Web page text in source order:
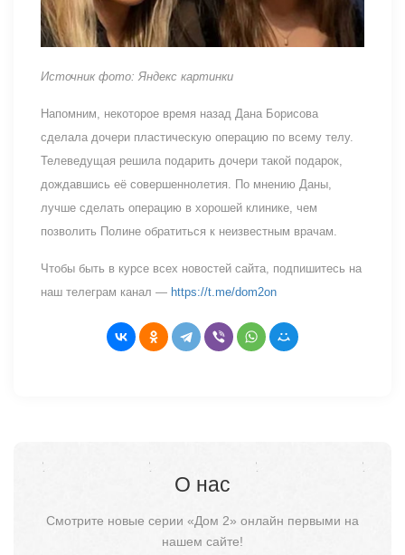
Источник фото: Яндекс картинки
Напомним, некоторое время назад Дана Борисова
сделала дочери пластическую операцию по всему телу.
Телеведущая решила подарить дочери такой подарок,
дождавшись её совершеннолетия. По мнению Даны,
лучше сделать операцию в хорошей клинике, чем
позволить Полине обратиться к неизвестным врачам.
Чтобы быть в курсе всех новостей сайта, подпишитесь на
наш телеграм канал — https://t.me/dom2on
О нас
Смотрите новые серии «Дом 2» онлайн первыми на
нашем сайте!